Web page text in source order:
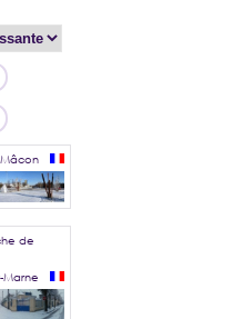
Mâcon
de
Marne